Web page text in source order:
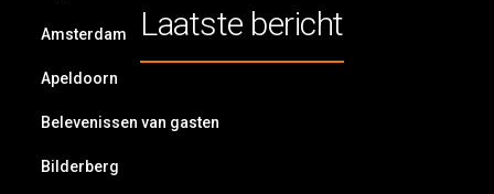
Amsterdam
Apeldoorn
Belevenissen van gasten
Bilderberg
Laatste bericht